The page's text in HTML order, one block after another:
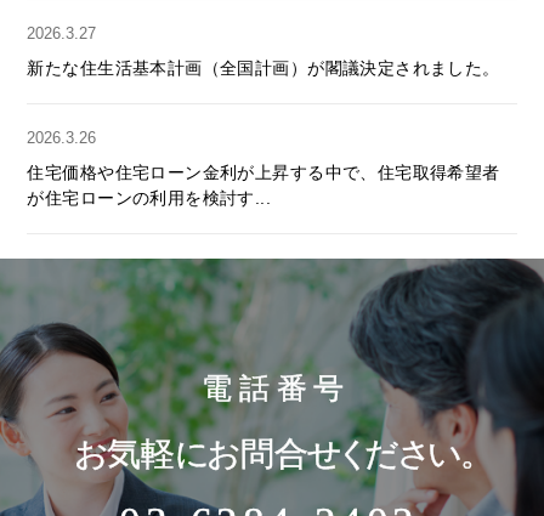
2026.3.27
新たな住生活基本計画（全国計画）が閣議決定されました。
2026.3.26
住宅価格や住宅ローン金利が上昇する中で、住宅取得希望者
が住宅ローンの利用を検討す...